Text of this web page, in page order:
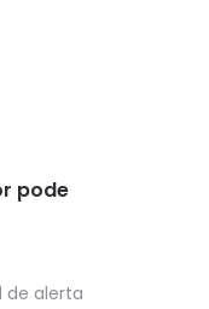
pode
de alerta